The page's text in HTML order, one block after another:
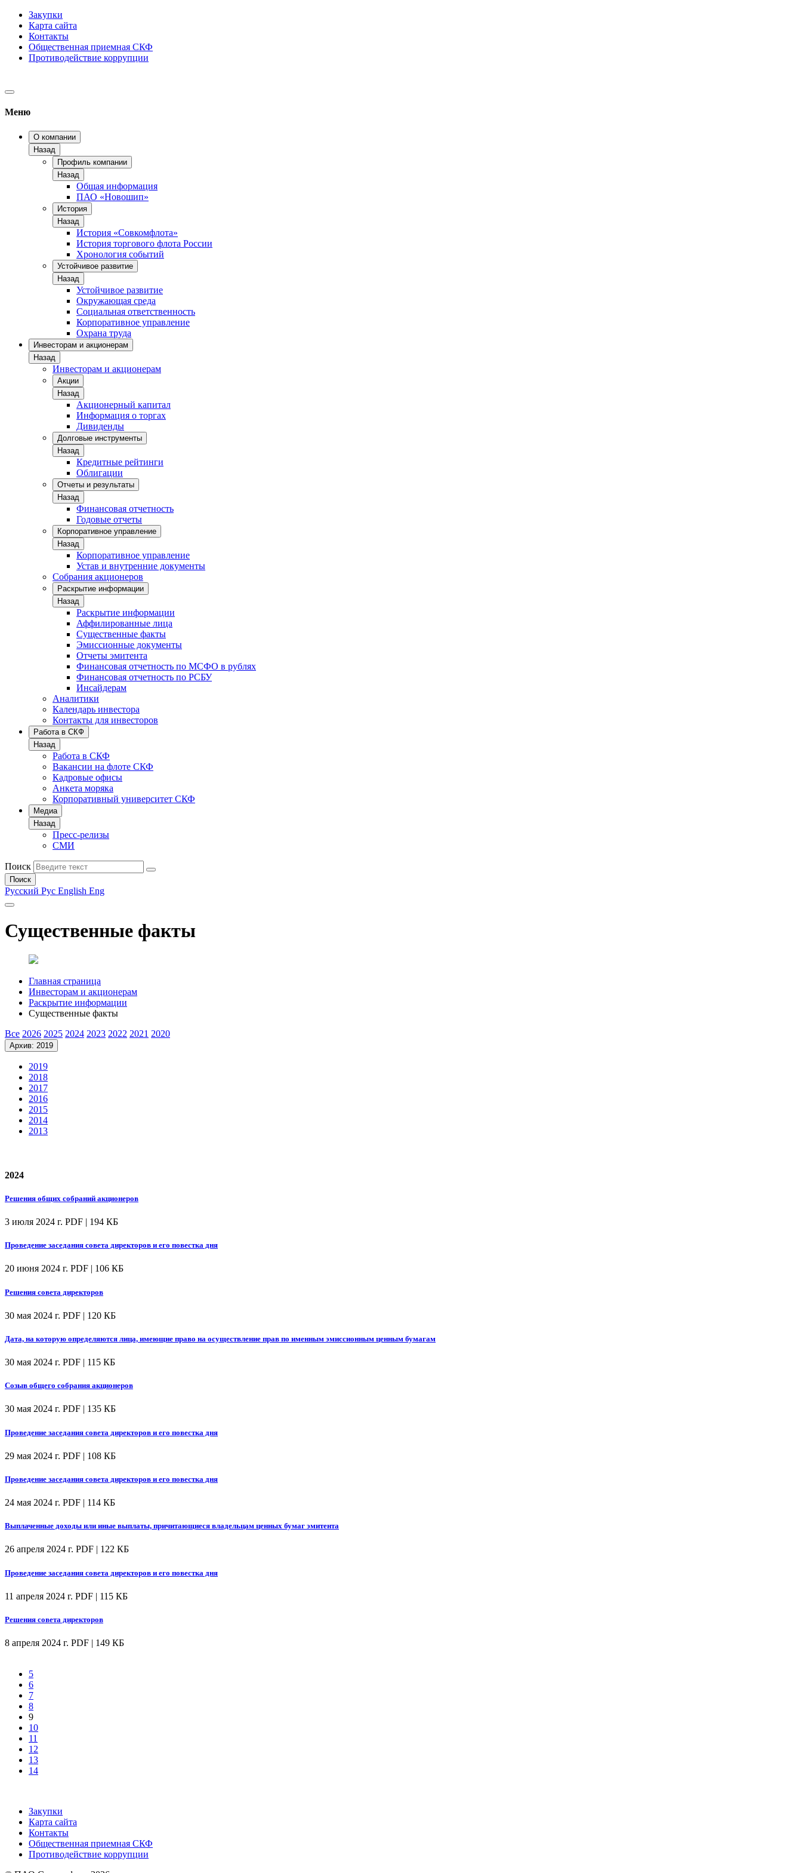
Закупки
Карта сайта
Контакты
Общественная приемная СКФ
Противодействие коррупции
Меню
О компании
Назад
Профиль компании
Назад
Общая информация
ПАО «Новошип»
История
Назад
История «Совкомфлота»
История торгового флота России
Хронология событий
Устойчивое развитие
Назад
Устойчивое развитие
Окружающая среда
Социальная ответственность
Корпоративное управление
Охрана труда
Инвесторам и акционерам
Назад
Инвесторам и акционерам
Акции
Назад
Акционерный капитал
Информация о торгах
Дивиденды
Долговые инструменты
Назад
Кредитные рейтинги
Облигации
Отчеты и результаты
Назад
Финансовая отчетность
Годовые отчеты
Корпоративное управление
Назад
Корпоративное управление
Устав и внутренние документы
Собрания акционеров
Раскрытие информации
Назад
Раскрытие информации
Аффилированные лица
Существенные факты
Эмиссионные документы
Отчеты эмитента
Финансовая отчетность по МСФО в рублях
Финансовая отчетность по РСБУ
Инсайдерам
Аналитики
Календарь инвестора
Контакты для инвесторов
Работа в СКФ
Назад
Работа в СКФ
Вакансии на флоте СКФ
Кадровые офисы
Анкета моряка
Корпоративный университет СКФ
Медиа
Назад
Пресс-релизы
СМИ
Поиск
Поиск
Русский Рус English Eng
Существенные факты
Главная страница
Инвесторам и акционерам
Раскрытие информации
Существенные факты
Все 2026 2025 2024 2023 2022 2021 2020
Архив: 2019
2019
2018
2017
2016
2015
2014
2013
2024
Решения общих собраний акционеров
3 июля 2024 г. PDF | 194 КБ
Проведение заседания совета директоров и его повестка дня
20 июня 2024 г. PDF | 106 КБ
Решения совета директоров
30 мая 2024 г. PDF | 120 КБ
Дата, на которую определяются лица, имеющие право на осуществление прав по именным эмиссионным ценным бумагам
30 мая 2024 г. PDF | 115 КБ
Созыв общего собрания акционеров
30 мая 2024 г. PDF | 135 КБ
Проведение заседания совета директоров и его повестка дня
29 мая 2024 г. PDF | 108 КБ
Проведение заседания совета директоров и его повестка дня
24 мая 2024 г. PDF | 114 КБ
Выплаченные доходы или иные выплаты, причитающиеся владельцам ценных бумаг эмитента
26 апреля 2024 г. PDF | 122 КБ
Проведение заседания совета директоров и его повестка дня
11 апреля 2024 г. PDF | 115 КБ
Решения совета директоров
8 апреля 2024 г. PDF | 149 КБ
5
6
7
8
9
10
11
12
13
14
Закупки
Карта сайта
Контакты
Общественная приемная СКФ
Противодействие коррупции